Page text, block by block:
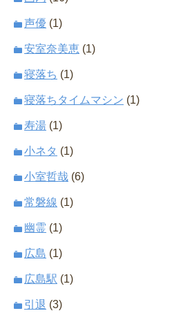
声優 (1)
安室奈美恵 (1)
寝落ち (1)
寝落ちタイムマシン (1)
寿湯 (1)
小ネタ (1)
小室哲哉 (6)
常磐線 (1)
幽霊 (1)
広島 (1)
広島駅 (1)
引退 (3)